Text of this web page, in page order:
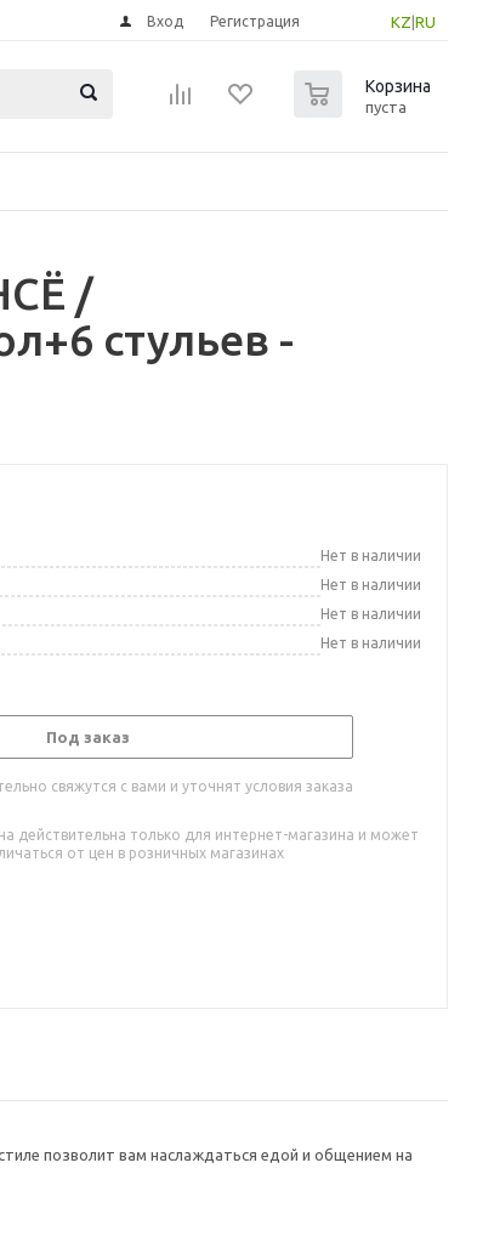
KZ RU
Вход Регистрация
Корзина
пуста
/
стульев -
Нет в наличии
Нет в наличии
Нет в наличии
Нет в наличии
Под заказ
свяжутся с вами и уточнят условия заказа
действительна только для интернет-магазина и может
от цен в розничных магазинах
позволит вам наслаждаться едой и общением на